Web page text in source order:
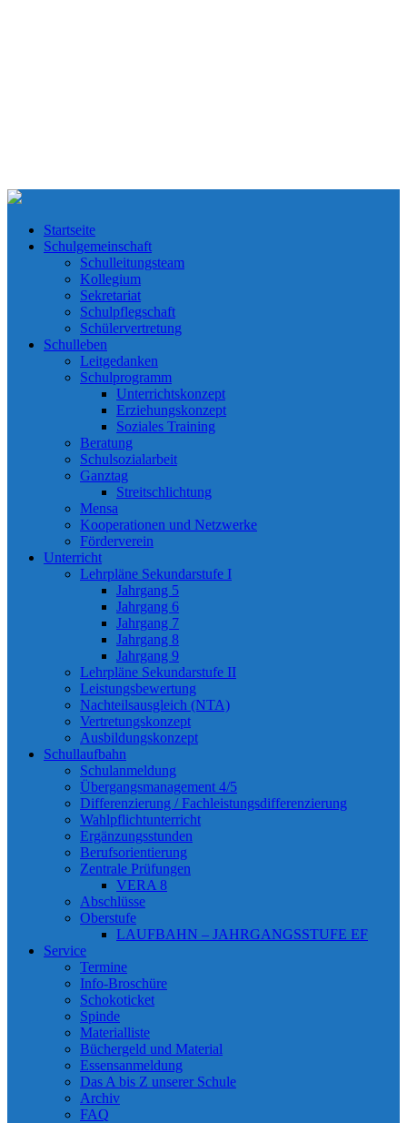
Startseite
Schulgemeinschaft
Schulleitungsteam
Kollegium
Sekretariat
Schulpflegschaft
Schülervertretung
Schulleben
Leitgedanken
Schulprogramm
Unterrichtskonzept
Erziehungskonzept
Soziales Training
Beratung
Schulsozialarbeit
Ganztag
Streitschlichtung
Mensa
Kooperationen und Netzwerke
Förderverein
Unterricht
Lehrpläne Sekundarstufe I
Jahrgang 5
Jahrgang 6
Jahrgang 7
Jahrgang 8
Jahrgang 9
Lehrpläne Sekundarstufe II
Leistungsbewertung
Nachteilsausgleich (NTA)
Vertretungskonzept
Ausbildungskonzept
Schullaufbahn
Schulanmeldung
Übergangsmanagement 4/5
Differenzierung / Fachleistungsdifferenzierung
Wahlpflichtunterricht
Ergänzungsstunden
Berufsorientierung
Zentrale Prüfungen
VERA 8
Abschlüsse
Oberstufe
LAUFBAHN – JAHRGANGSSTUFE EF
Service
Termine
Info-Broschüre
Schokoticket
Spinde
Materialliste
Büchergeld und Material
Essensanmeldung
Das A bis Z unserer Schule
Archiv
FAQ